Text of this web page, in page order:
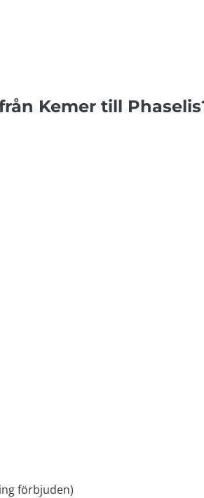
Kemer till
förbjuden)